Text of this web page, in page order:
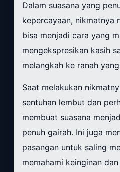
Dalam suasana yang
kepercayaan, nikmatnya
bisa menjadi cara yang
mengekspresikan kasih
melangkah ke ranah
Saat melakukan
sentuhan lembut dan
membuat suasana
penuh gairah. Ini juga
pasangan untuk saling
memahami keinginan